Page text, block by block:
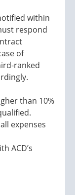
within
respond
of
ranked
than 10%
expenses
ACD’s